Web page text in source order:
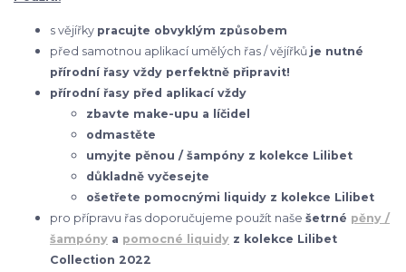
s vějířky pracujte obvyklým způsobem
před samotnou aplikací umělých řas / vějířků je nutné
přírodní řasy vždy perfektně připravit!
přírodní řasy před aplikací vždy
zbavte make-upu a líčidel
odmastěte
umyjte pěnou / šampóny z kolekce Lilibet
důkladně vyčesejte
ošetřete pomocnými liquidy z kolekce Lilibet
pro přípravu řas doporučujeme použít naše šetrné pěny /
šampóny a pomocné liquidy z kolekce Lilibet
Collection 2022